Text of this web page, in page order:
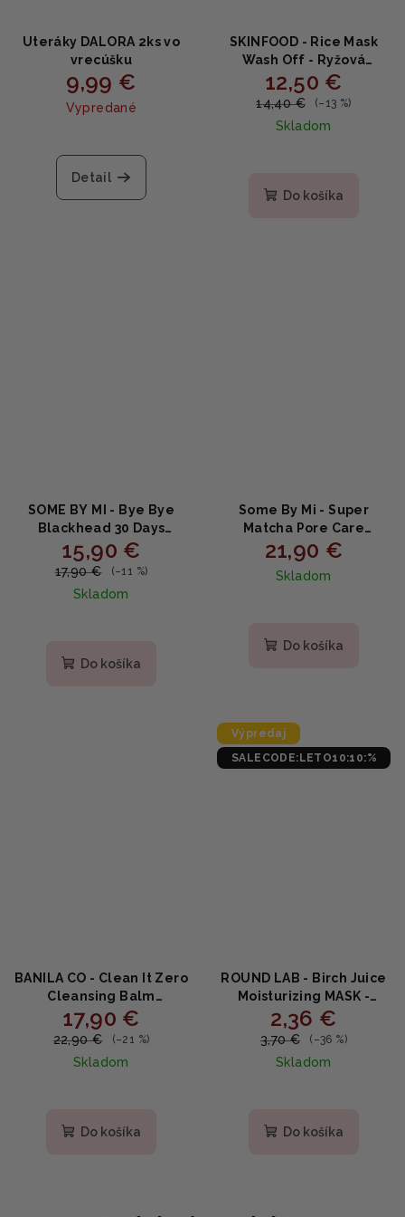
Uteráky DALORA 2ks vo
vrecúšku
9,99 €
Vypredané
Detail
SKINFOOD - Rice Mask
Wash Off - Ryžová
zmývateľná maska s
ryžovou vodou na
čistenie pórov a
rozjasnenie 120g
12,50 €
14,40 € (–13 %)
Skladom
produktu
Do košíka
SOME BY MI - Bye Bye
Blackhead 30 Days
Miracle Green Tea Tox
Bubble Cleanser -
Čistienie pre
problematickú pleť so
15,90 €
17,90 € (–11 %)
Skladom
Do košíka
Some By Mi - Super
Matcha Pore Care
Starter Kit - Super
Matcha sada pre
starostlivosť o póry 4ks
21,90 €
Skladom
Do košíka
BANILA CO - Clean It Zero
Cleansing Balm
Nourishing - výživujúci
balzam na odlíčenie
pleti 100ml
17,90 €
22,90 € (–21 %)
Skladom
Do košíka
Výpredaj
SALECODE:LETO10:10:%
ROUND LAB - Birch Juice
Moisturizing MASK -
Hydratačná plátená
maska s brezovou šťavou
2,36 €
3,70 € (–36 %)
Skladom
Do košíka